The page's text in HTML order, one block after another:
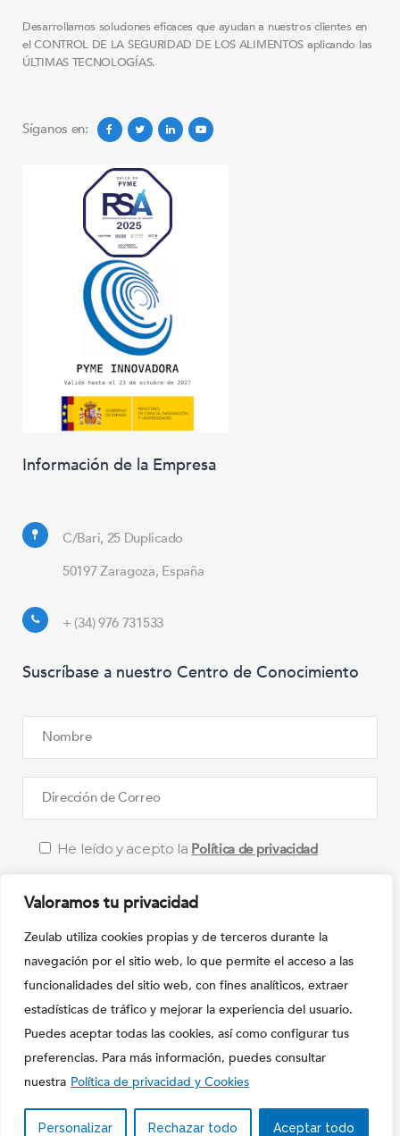
Valoramos tu privacidad
Zeulab utiliza cookies propias y de terceros durante la
navegación por el sitio web, lo que permite el acceso a las
funcionalidades del sitio web, con fines analíticos, extraer
estadísticas de tráfico y mejorar la experiencia del usuario.
Puedes aceptar todas las cookies, así como configurar tus
preferencias. Para más información, puedes consultar
nuestra Política de privacidad y Cookies
Personalizar Rechazar todo Aceptar todo
Desarrollamos soluciones eficaces que ayudan a nuestros clientes en
el CONTROL DE LA SEGURIDAD DE LOS ALIMENTOS aplicando las
ÚLTIMAS TECNOLOGÍAS.
Síganos en:
Información de la Empresa
C/Bari, 25 Duplicado
50197 Zaragoza, España
+ (34) 976 731533
Suscríbase a nuestro Centro de Conocimiento
He leído y acepto la Política de privacidad
What is
the
math
problem
shown
in
the
image
Por favor, deja este campo vacío.
Copyright © 2020ZEULAB S.L.